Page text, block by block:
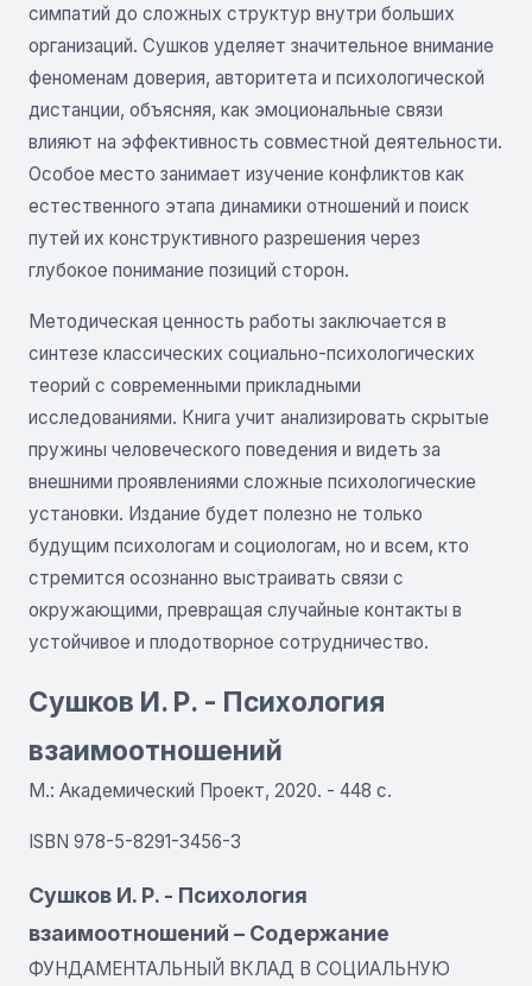
симпатий до сложных структур внутри больших
организаций. Сушков уделяет значительное внимание
феноменам доверия, авторитета и психологической
дистанции, объясняя, как эмоциональные связи
влияют на эффективность совместной деятельности.
Особое место занимает изучение конфликтов как
естественного этапа динамики отношений и поиск
путей их конструктивного разрешения через
глубокое понимание позиций сторон.
Методическая ценность работы заключается в
синтезе классических социально-психологических
теорий с современными прикладными
исследованиями. Книга учит анализировать скрытые
пружины человеческого поведения и видеть за
внешними проявлениями сложные психологические
установки. Издание будет полезно не только
будущим психологам и социологам, но и всем, кто
стремится осознанно выстраивать связи с
окружающими, превращая случайные контакты в
устойчивое и плодотворное сотрудничество.
Сушков И. Р. - Психология
взаимоотношений
М.: Академический Проект, 2020. - 448 с.
ISBN 978-5-8291-3456-3
Сушков И. Р. - Психология
взаимоотношений – Содержание
ФУНДАМЕНТАЛЬНЫЙ ВКЛАД В СОЦИАЛЬНУЮ